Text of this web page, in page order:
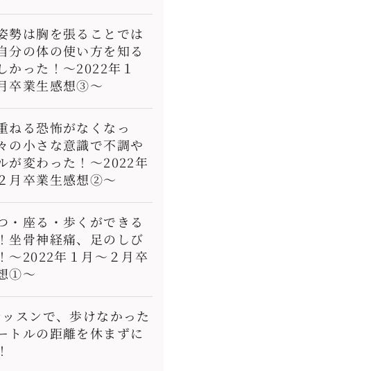
勢は胸を張ることでは
分の体の使い方を知る
かった！〜2022年１
卒業生感想③〜
ねる恐怖がなくなっ
の小さな意識で不調や
が変わった！〜2022年
月卒業生感想②〜
・座る・歩くができる
坐骨神経痛、足のしび
〜2022年１月〜２月卒
①〜
スンで、歩けなかった
トルの距離を休まずに